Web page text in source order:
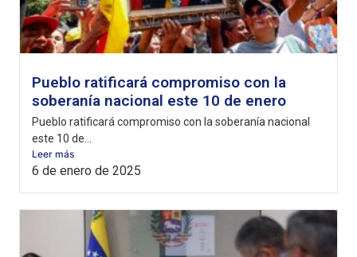
Pueblo ratificará compromiso con la
soberanía nacional este 10 de enero
Pueblo ratificará compromiso con la soberanía nacional
este 10 de...
Leer más
6 de enero de 2025